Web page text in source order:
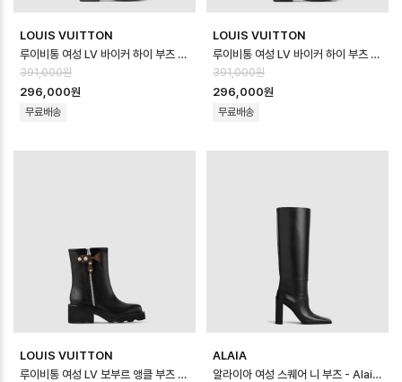
LOUIS VUITTON
루이비통 여성 LV 바이커 하이 부츠 - Louis vuitton Womens LV Bik…
391,000원
296,000원
무료배송
LOUIS VUITTON
루이비통 여성 LV 바이커 하이 부츠 - Louis vuitton Womens LV Bik…
391,000원
296,000원
무료배송
LOUIS VUITTON
루이비통 여성 LV 보부르 앵클 부츠 - Louis vuitton Womens LV Bea…
ALAIA
알라이아 여성 스퀘어 니 부츠 - Alaia Womens Square Knee Boots …